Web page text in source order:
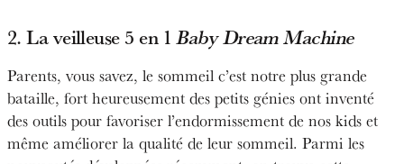
2. La veilleuse 5 en 1Baby Dream Machine
Parents, vous savez, le sommeil c’est notre plus grande
bataille, fort heureusement des petits génies ont inventé
des outils pour favoriser l’endormissement de nos kids et
même améliorer la qualité de leur sommeil. Parmi les